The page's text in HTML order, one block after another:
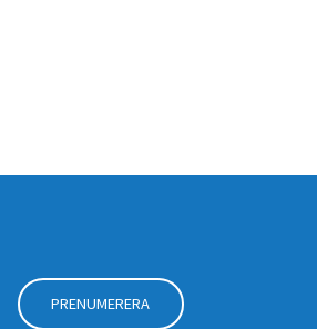
PRENUMERERA